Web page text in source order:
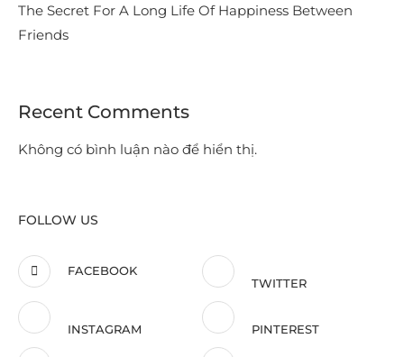
The Secret For A Long Life Of Happiness Between
Friends
Recent Comments
Không có bình luận nào để hiển thị.
FOLLOW US
FACEBOOK
TWITTER
INSTAGRAM PINTEREST